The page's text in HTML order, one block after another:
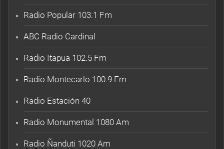
Radio Popular 103.1 Fm
ABC Radio Cardinal
Radio Itapua 102.5 Fm
Radio Montecarlo 100.9 Fm
Radio Estación 40
Radio Monumental 1080 Am
Radio Ñanduti 1020 Am